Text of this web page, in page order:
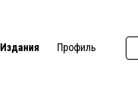
Издания Профиль